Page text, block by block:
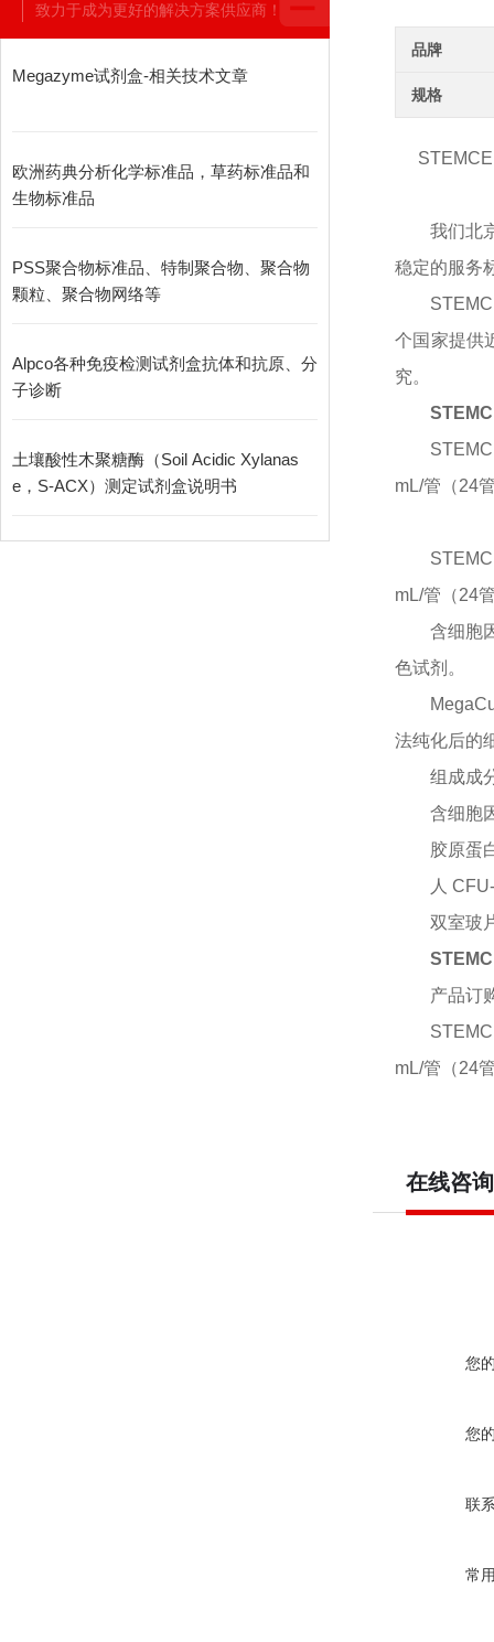
致力于成为更好的解决方案供应商！
Megazyme试剂盒-相关技术文章
欧洲药典分析化学标准品，草药标准品和
生物标准品
PSS聚合物标准品、特制聚合物、聚合物
颗粒、聚合物网络等
Alpco各种免疫检测试剂盒抗体和抗原、分
子诊断
土壤酸性木聚糖酶（Soil Acidic Xylanas
e，S-ACX）测定试剂盒说明书
品牌
规格
我们北
稳定的服务
个国家提供
究。
mL/管（24
mL/管（24
含细胞
色试剂。
法纯化后的
组成成
含细胞
胶原蛋
人
双室玻
产品订
mL/管（24
在线咨询
您
您
联
常